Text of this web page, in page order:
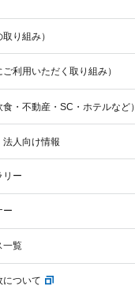
取り組み）
ご利用いただく取り組み）
食・不動産・SC・ホテルなど）
人向け情報
リー
ー
一覧
について